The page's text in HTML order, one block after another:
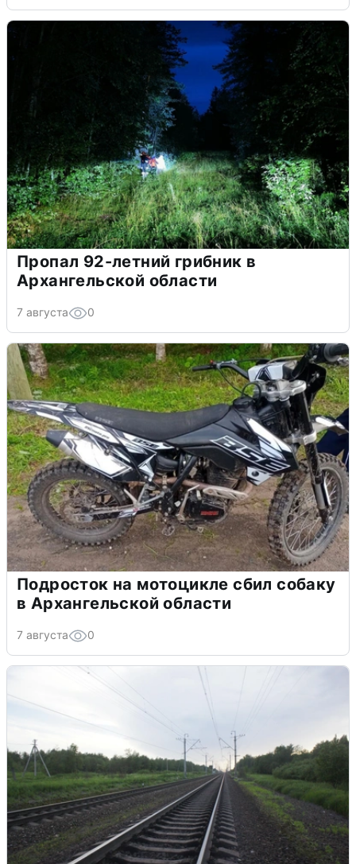
Пропал 92-летний грибник в
Архангельской области
7 августа 0
Подросток на мотоцикле сбил собаку
в Архангельской области
7 августа 0